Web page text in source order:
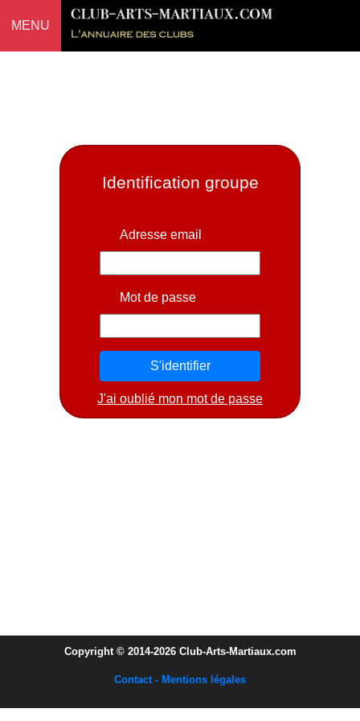
MENU
Identification groupe
Adresse email
Mot de passe
J'ai oublié mon mot de passe
Copyright © 2014-2026 Club-Arts-Martiaux.com
Contact - Mentions légales